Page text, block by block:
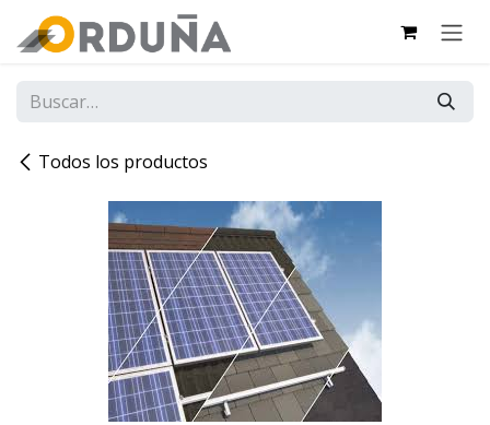
Todos los productos